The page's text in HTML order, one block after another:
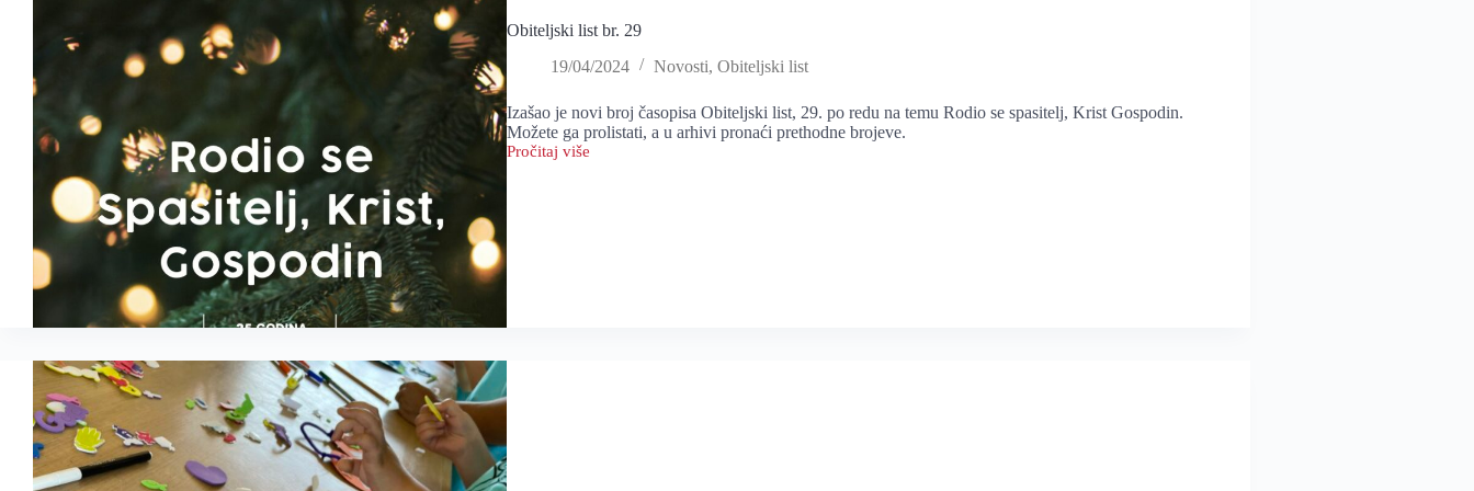
Obiteljski list br. 29
19/04/2024
Novosti, Obiteljski list
Izašao je novi broj časopisa Obiteljski list, 29. po redu na temu Rodio se spasitelj, Krist Gospodin.
Možete ga prolistati, a u arhivi pronaći prethodne brojeve.
Pročitaj više
Obiteljski